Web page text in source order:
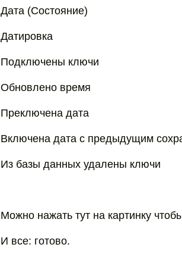
Дата (Состояние)
Датировка
Подключены ключи
Обновлено время
Преключена дата
Включена дата с предыдущим
Из базы данных удалены ключи
Можно нажать тут на картинку
И все: готово.